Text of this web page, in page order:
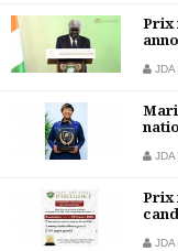
Prix
JDA
JDA
Prix
JDA